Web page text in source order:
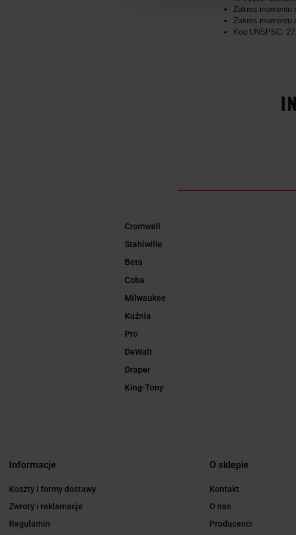
Zakres momentu
Zakres momentu
Kod UNSPSC:
Cromwell
Stahlwille
Beta
Coba
Milwaukee
Kuźnia
Pro
DeWalt
Draper
King-Tony
Informacje
Koszty i formy dostawy
Zwroty i reklamacje
Regulamin
O sklepie
Kontakt
O nas
Producenci